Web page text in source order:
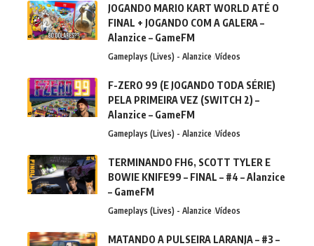
JOGANDO MARIO KART WORLD ATÉ O
FINAL + JOGANDO COM A GALERA –
Alanzice – GameFM
Gameplays (Lives) - Alanzice Vídeos
F-ZERO 99 (E JOGANDO TODA SÉRIE)
PELA PRIMEIRA VEZ (SWITCH 2) –
Alanzice – GameFM
Gameplays (Lives) - Alanzice Vídeos
TERMINANDO FH6, SCOTT TYLER E
BOWIE KNIFE99 – FINAL – #4 – Alanzice
– GameFM
Gameplays (Lives) - Alanzice Vídeos
MATANDO A PULSEIRA LARANJA – #3 –